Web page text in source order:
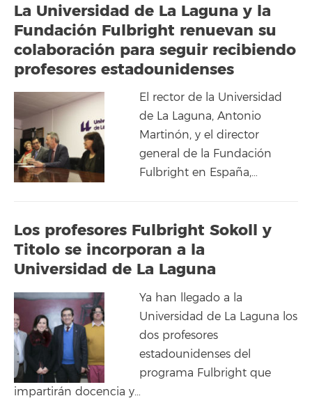
La Universidad de La Laguna y la
Fundación Fulbright renuevan su
colaboración para seguir recibiendo
profesores estadounidenses
El rector de la Universidad
de La Laguna, Antonio
Martinón, y el director
general de la Fundación
Fulbright en España,…
Los profesores Fulbright Sokoll y
Titolo se incorporan a la
Universidad de La Laguna
Ya han llegado a la
Universidad de La Laguna los
dos profesores
estadounidenses del
programa Fulbright que
impartirán docencia y…